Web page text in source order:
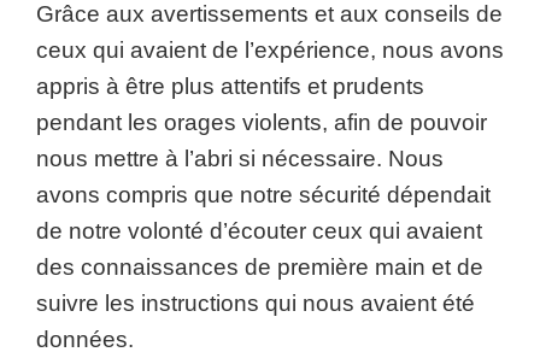
Grâce aux avertissements et aux conseils de
ceux qui avaient de l’expérience, nous avons
appris à être plus attentifs et prudents
pendant les orages violents, afin de pouvoir
nous mettre à l’abri si nécessaire. Nous
avons compris que notre sécurité dépendait
de notre volonté d’écouter ceux qui avaient
des connaissances de première main et de
suivre les instructions qui nous avaient été
données.